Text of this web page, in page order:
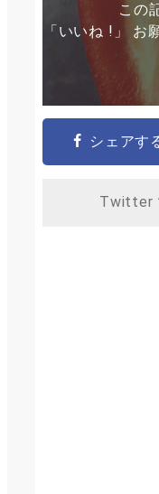
この
「いいね !」 お
シェアす
Twitter